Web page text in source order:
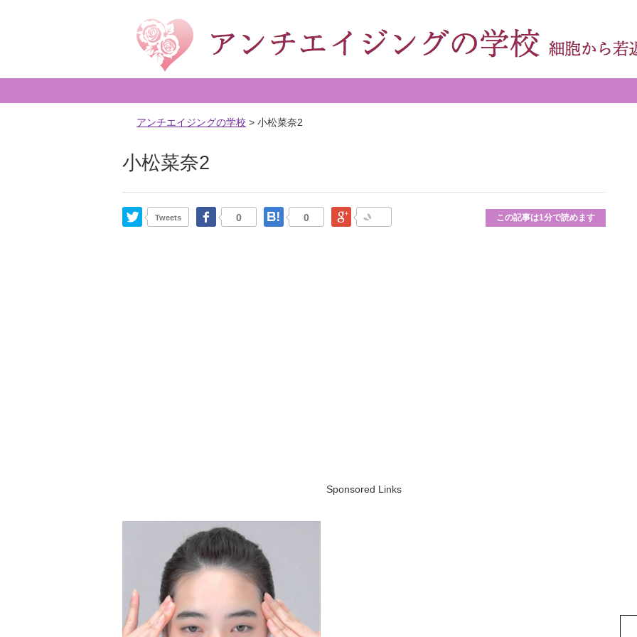
アンチエイジングの学校 > 小松菜奈2
小松菜奈2
Tweets
Twitter 0
Facebook 0
はてなブックマークGoogle Plus この記事は1分で読めます
Sponsored Links